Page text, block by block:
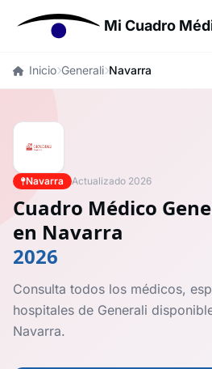
Mi Cuadro
Inicio Generali Navarra
Navarra Actualizado 2026
Cuadro Médico
en Navarra
2026
Consulta todos los médicos,
hospitales de Generali
Navarra.